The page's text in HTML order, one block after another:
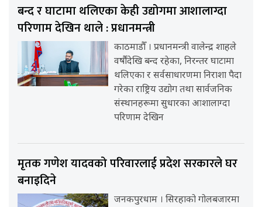
बन्द र घाटामा थलिएका केही उद्योगमा आशालाग्दा
परिणाम देखिन थाले : प्रधानमन्त्री
काठमाडौँ । प्रधानमन्त्री वालेन्द्र शाहले
वर्षौंदेखि बन्द रहेका, निरन्तर घाटामा
थलिएका र सर्वसाधारणमा निराशा पैदा
गरेका राष्ट्रिय उद्योग तथा सार्वजनिक
संस्थानहरूमा सुधारका आशालाग्दा
परिणाम देखिन
मृतक गणेश यादवको परिवारलाई प्रदेश सरकारले घर
बनाइदिने
जनकपुरधाम । सिरहाको गोलबजारमा